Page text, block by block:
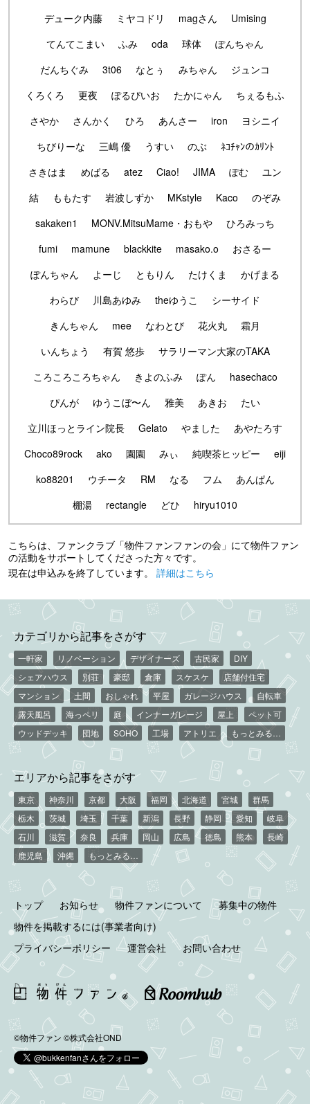
デューク内藤
ミヤコドリ magさん
Umising
てんてこまい
ふみ oda 球体
ぽんちゃん
だんちぐみ
3t06 なとぅ みちゃん
ジュンコ
くろくろ
更夜 ぽるぴいお たかにゃん
ちぇるもふ
さやか
さんかく ひろ あんさー iron
ヨシニイ
ちびりーな
三嶋 優 うすい のぶ
ﾈｺﾁｬﾝのｶﾘﾝﾄ
さきはま
めばる atez Ciao! JIMA ぽむ
ユン
結
ももたす 岩波しずか MKstyle Kaco
のぞみ
sakaken1
MONV.MitsuMame・おもや
ひろみっち
fumi
mamune blackkite masako.o
おさるー
ぽんちゃん
よーじ ともりん たけくま
かげまる
わらび
川島あゆみ theゆうこ
シーサイド
きんちゃん
mee なわとび 花火丸
霜月
いんちょう
有賀 悠歩
サラリーマン大家のTAKA
ころころころちゃん
きよのふみ ぽん
hasechaco
ぴんが
ゆうこぼ〜ん 雅美 あきお
たい
立川ほっとライン院長
Gelato やました
あやたろす
Choco89rock
ako 園園 みぃ 純喫茶ヒッピー
eiji
ko88201
ウチータ RM なる フム
あんぱん
棚湯
rectangle どひ hiryu1010
こちらは、ファンクラブ「物件ファンファンの会」にて物件ファン
の活動をサポートしてくださった方々です。
現在は申込みを終了しています。 詳細はこちら
カテゴリから記事をさがす
一軒家 リノベーション デザイナーズ 古民家
DIY
シェアハウス
別荘 豪邸 倉庫 スケスケ
店舗付住宅
マンション
土間 おしゃれ 平屋 ガレージハウス
自転車
露天風呂
海っペリ 庭 インナーガレージ 屋上
ペット可
ウッドデッキ
団地 SOHO 工場 アトリエ もっとみる…
エリアから記事をさがす
東京 神奈川 京都 大阪 福岡 北海道 宮城
群馬
栃木
茨城 埼玉 千葉 新潟 長野 静岡 愛知
岐阜
石川
滋賀 奈良 兵庫 岡山 広島 徳島 熊本
長崎
鹿児島
沖縄 もっとみる…
トップ お知らせ 物件ファンについて
募集中の物件
物件を掲載するには(事業者向け)
プライバシーポリシー
運営会社 お問い合わせ
©物件ファン ©株式会社OND